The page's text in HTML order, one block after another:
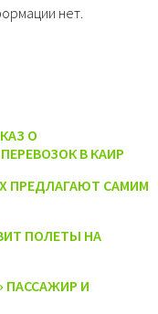
нет.
О
В КАИР
ПРЕДЛАГАЮТ САМИМ
ПОЛЕТЫ НА
И